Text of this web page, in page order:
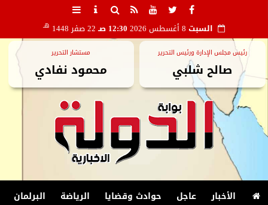
السبت 12:30 صـ 22 صفر 1448 هـ
رئيس مجلس الإدارة ورئيس التحرير
صالح شلبي
مستشار التحرير
محمود نفادي
الأخبار عاجل حوادث وقضايا الرياضة البرلمان